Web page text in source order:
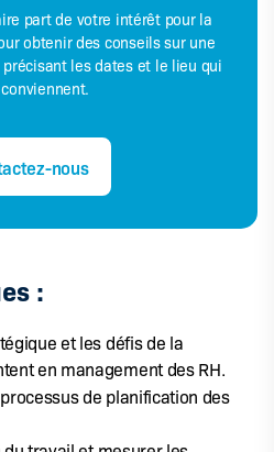
part de votre intérêt pour la
obtenir des conseils sur une
les dates et le lieu qui
nous
:
et les défis de la
en management des RH.
de planification des